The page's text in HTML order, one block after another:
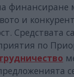
финансиране
и
Средствата
по